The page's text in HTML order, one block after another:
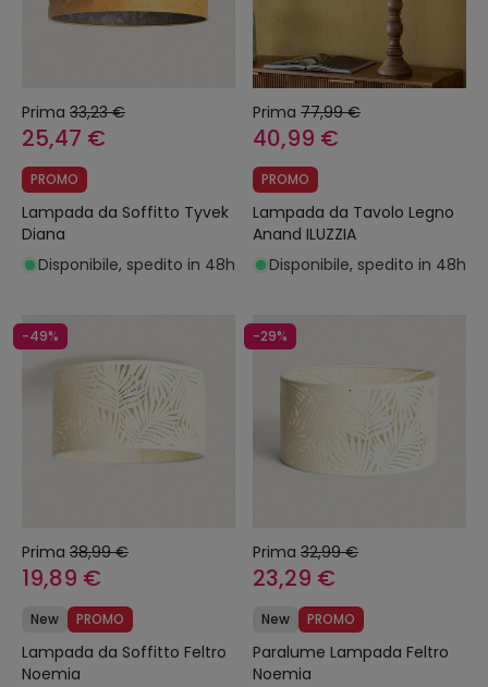
Prima 33,23 €
25,47 €
PROMO
Lampada da Soffitto Tyvek
Diana
Disponibile, spedito in 48h
Prima 77,99 €
40,99 €
PROMO
Lampada da Tavolo Legno
Anand ILUZZIA
Disponibile, spedito in 48h
-49%
Prima 38,99 €
19,89 €
New PROMO
Lampada da Soffitto Feltro
Noemia
-29%
Prima 32,99 €
23,29 €
New PROMO
Paralume Lampada Feltro
Noemia